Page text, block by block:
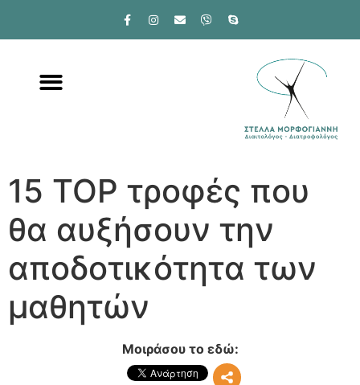
15 TOP τροφές που
θα αυξήσουν την
αποδοτικότητα των
μαθητών
Μοιράσου το εδώ: